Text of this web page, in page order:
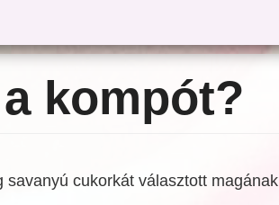
kompót?
cukorkát választott magának